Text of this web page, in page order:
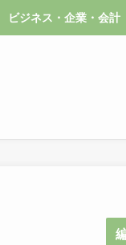
ビジネス・企業・会計